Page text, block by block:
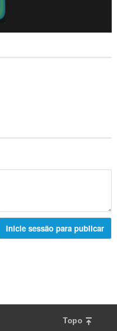
Inicie sessão para publicar
Topo